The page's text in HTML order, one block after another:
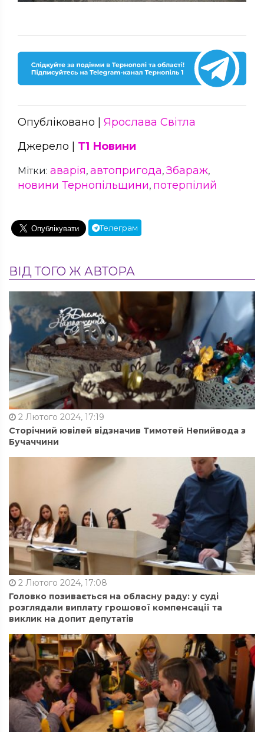
Опубліковано | Ярослава Світла
Джерело | Т1 Новини
Мітки: аварія, автопригода, Збараж,
новини Тернопільщини, потерпілий
Телеграм
ВІД ТОГО Ж АВТОРА
2 Лютого 2024, 17:19
Сторічний ювілей відзначив Тимотей Непийвода з
Бучаччини
2 Лютого 2024, 17:08
Головко позивається на обласну раду: у суді
розглядали виплату грошової компенсації та
виклик на допит депутатів